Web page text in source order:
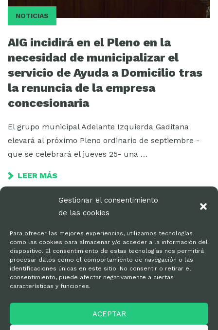
Gestionar el consentimiento
de las cookies
Para ofrecer las mejores experiencias, utilizamos tecnologías
como las cookies para almacenar y/o acceder a la información del
dispositivo. El consentimiento de estas tecnologías nos permitirá
procesar datos como el comportamiento de navegación o las
identificaciones únicas en este sitio. No consentir o retirar el
consentimiento, puede afectar negativamente a ciertas
características y funciones.
ACEPTAR
NOTICIAS
AIG incidirá en el Pleno en la
necesidad de municipalizar el
servicio de Ayuda a Domicilio tras
la renuncia de la empresa
concesionaria
El grupo municipal Adelante Izquierda Gaditana
elevará al próximo Pleno ordinario de septiembre -
que se celebrará el jueves 25- una …
LEER MÁS
Política de privacidad